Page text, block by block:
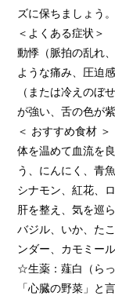
ズに保ちましょう。
＜よくある症状＞
動悸（脈拍の乱れ
ような痛み、圧迫
（または冷えのぼ
が強い、舌の色が
＜ おすすめ食材 ＞
体を温めて血流を
う、にんにく、青
シナモン、紅花、
肝を整え、気を巡
バジル、いか、た
ンダー、カモミー
☆生薬：薤白（らっ
「心臓の野菜」と